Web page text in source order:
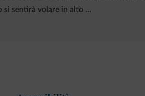
si sentirà volare in alto ...